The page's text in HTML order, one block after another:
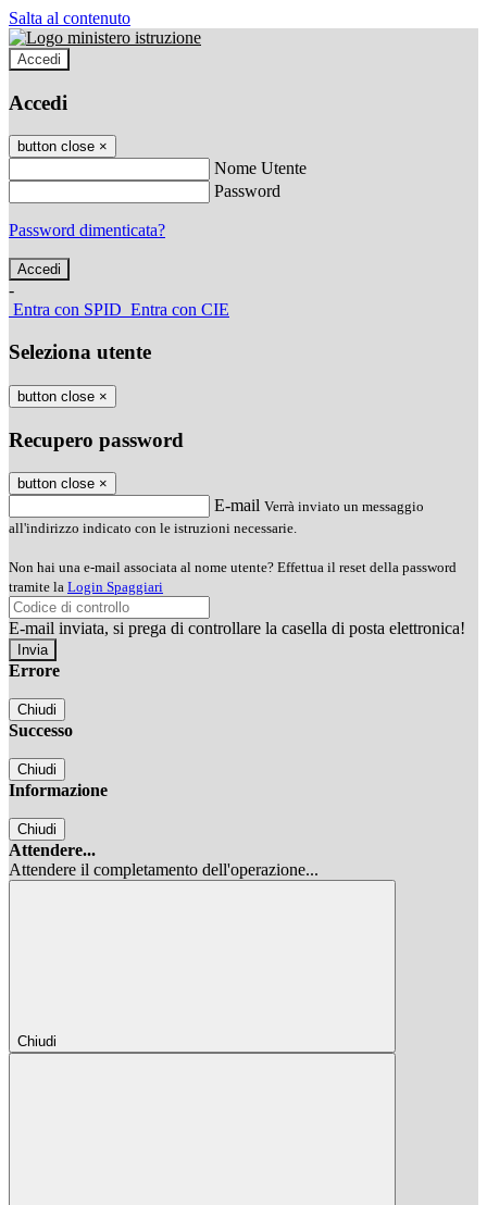
Salta al contenuto
Accedi
Accedi
button close ×
Nome Utente
Password
Password dimenticata?
-
Entra con SPID Entra con CIE
Seleziona utente
button close ×
Recupero password
button close ×
E-mail Verrà inviato un messaggio
all'indirizzo indicato con le istruzioni necessarie.
Non hai una e-mail associata al nome utente? Effettua il reset della password
tramite la Login Spaggiari
E-mail inviata, si prega di controllare la casella di posta elettronica!
Errore
Chiudi
Successo
Chiudi
Informazione
Chiudi
Attendere...
Attendere il completamento dell'operazione...
Chiudi